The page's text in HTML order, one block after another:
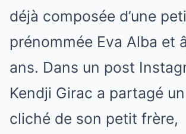
déjà composée d’une
prénommée Eva Alba et
ans. Dans un post
Kendji Girac a partagé
cliché de son petit frère,